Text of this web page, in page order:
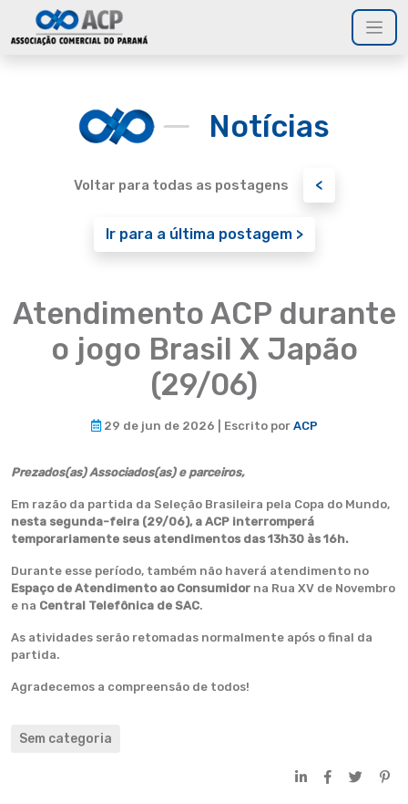
Notícias
Voltar para todas as postagens <
Ir para a última postagem >
Atendimento ACP durante
o jogo Brasil X Japão
(29/06)
29 de jun de 2026 | Escrito por ACP
Prezados(as) Associados(as) e parceiros,
Em razão da partida da Seleção Brasileira pela Copa do Mundo,
nesta segunda-feira (29/06), a ACP interromperá
temporariamente seus atendimentos das 13h30 às 16h.
Durante esse período, também não haverá atendimento no
Espaço de Atendimento ao Consumidor na Rua XV de Novembro
e na Central Telefônica de SAC.
As atividades serão retomadas normalmente após o final da
partida.
Agradecemos a compreensão de todos!
Sem categoria